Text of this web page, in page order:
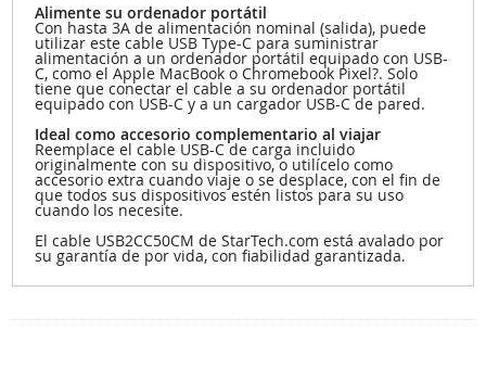
Alimente su ordenador portátil
Con hasta 3A de alimentación nominal (salida), puede
utilizar este cable USB Type-C para suministrar
alimentación a un ordenador portátil equipado con USB-
C, como el Apple MacBook o Chromebook Pixel?. Solo
tiene que conectar el cable a su ordenador portátil
equipado con USB-C y a un cargador USB-C de pared.
Ideal como accesorio complementario al viajar
Reemplace el cable USB-C de carga incluido
originalmente con su dispositivo, o utilícelo como
accesorio extra cuando viaje o se desplace, con el fin de
que todos sus dispositivos estén listos para su uso
cuando los necesite.
El cable USB2CC50CM de StarTech.com está avalado por
su garantía de por vida, con fiabilidad garantizada.